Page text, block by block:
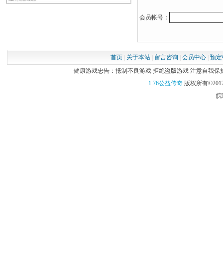
10级
30级 10W经验
40级 等级*等级
会员帐号：
首页| 关于本站| 留言咨询 会员中心| 预
健康游戏忠告：抵制不良游戏 拒绝盗版游戏 注意自我保
1.76公益传奇版权所有
皖